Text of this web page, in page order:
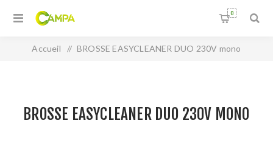
0
Accueil / BROSSE EASYCLEANER DUO 230V mono
BROSSE EASYCLEANER DUO 230V MONO